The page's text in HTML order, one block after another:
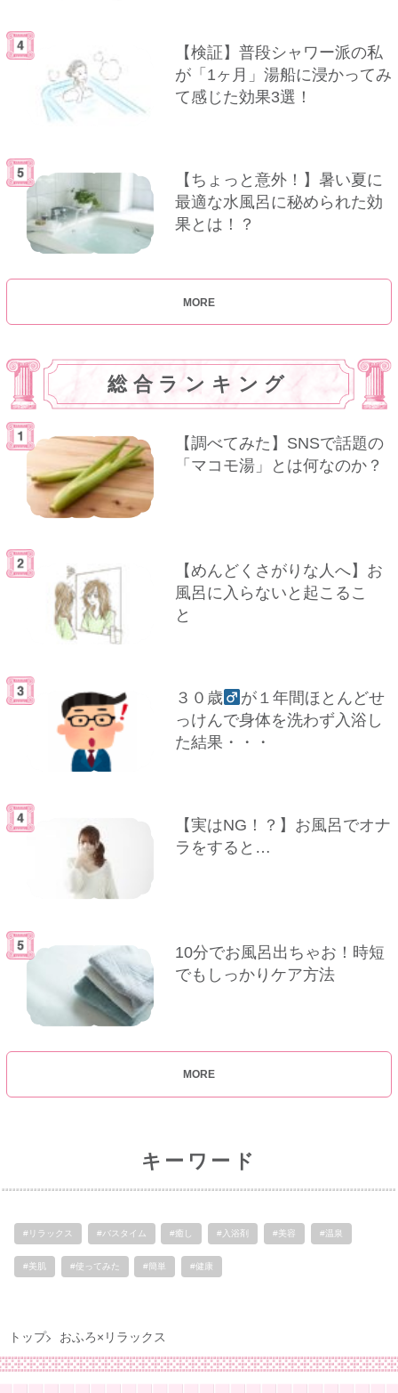
【検証】普段シャワー派の私
が「1ヶ月」湯船に浸かってみ
て感じた効果3選！
【ちょっと意外！】暑い夏に
最適な水風呂に秘められた効
果とは！？
MORE
総合ランキング
【調べてみた】SNSで話題の
「マコモ湯」とは何なのか？
【めんどくさがりな人へ】お
風呂に入らないと起こるこ
と
３０歳
が１年間ほとんどせ
っけんで身体を洗わず入浴し
た結果・・・
【実はNG！？】お風呂でオナ
ラをすると…
10分でお風呂出ちゃお！時短
でもしっかりケア方法
MORE
キーワード
#リラックス #バスタイム #癒し #入浴剤 #美容 #温泉
#美肌 #使ってみた #簡単 #健康
トップ おふろ×リラックス